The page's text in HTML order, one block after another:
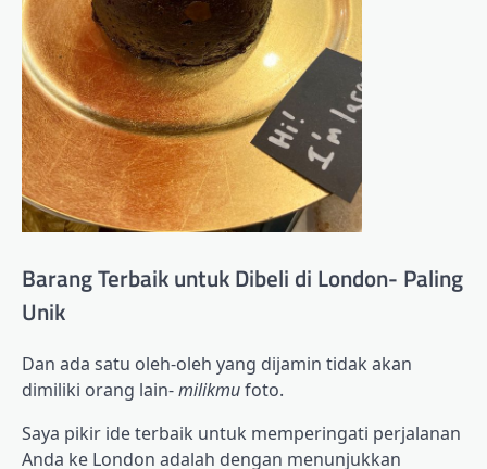
Barang Terbaik untuk Dibeli di London- Paling
Unik
Dan ada satu oleh-oleh yang dijamin tidak akan
dimiliki orang lain-milikmufoto.
Saya pikir ide terbaik untuk memperingati perjalanan
Anda ke London adalah dengan menunjukkan